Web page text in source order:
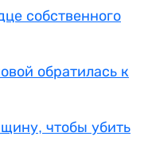
собственного
обратилась к
чтобы убить